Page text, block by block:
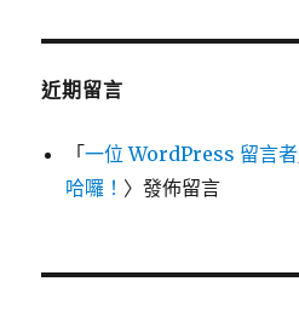
近期留言
「一位 WordPress 留言者
哈囉！ 〉發佈留言